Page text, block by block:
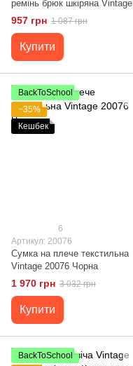
ремінь брюк шкіряна Vintage
20354 Коричнева
957 грн 1 087 грн
Купити
BackToSchool
−35%
Кешбек
6
Артикул: 20076
Сумка на плече текстильна
Vintage 20076 Чорна
1 970 грн 3 032 грн
Купити
BackToSchool